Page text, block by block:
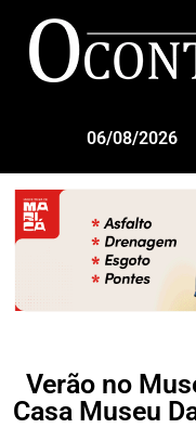
06/08/2026
Verão no
Casa Museu